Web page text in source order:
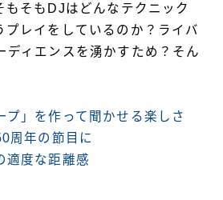
もそもDJはどんなテクニック
プレイをしているのか？ライバ
ディエンスを湧かすため？そん
プ」を作って聞かせる楽しさ
周年の節目に
適度な距離感